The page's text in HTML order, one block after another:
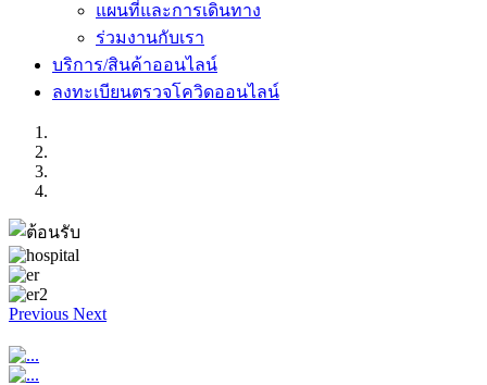
แผนที่และการเดินทาง
ร่วมงานกับเรา
บริการ/สินค้าออนไลน์
ลงทะเบียนตรวจโควิดออนไลน์
Previous Next